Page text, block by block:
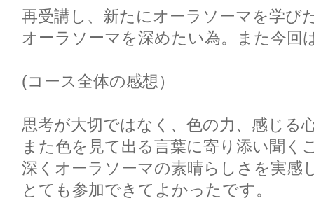
再受講し、新たにオーラソーマを学び
オーラソーマを深めたい為。また今回
(コース全体の感想）
思考が大切ではなく、色の力、感じる
また色を見て出る言葉に寄り添い聞く
深くオーラソーマの素晴らしさを実感
とても参加できてよかったです。